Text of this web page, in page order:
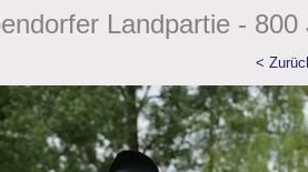
Landpartie -
<